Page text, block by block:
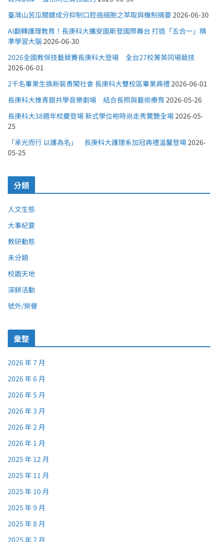
臺灣山苦瓜關鍵成分抑制口腔癌細胞之萃取與機制摘要2026-06-30
AI翻轉護理教育！長庚科大攜安圖斯登國際舞台 打造「五合一」精
準學習大腦 2026-06-30
2026全國教保技藝競賽長庚科大登場 全台27校菁英同場競技
2026-06-01
2千名畢業生換新裝勇闖社會 長庚科大雙校區畢業典禮2026-06-01
長庚科大推青銀共學音樂劇場 結合長照與藝術療育 2026-05-26
長庚科大38週年校慶登場 新式學位袍時尚走秀驚艷全場2026-05-
25
「承光而行 以護為名」 長庚科大護理系加冠典禮溫馨登場2026-
05-25
分類
人文生態
大事紀要
教研動態
未分類
校園天地
深耕活動
號外/榮譽
彙整
2026 年 7 月
2026 年 6 月
2026 年 5 月
2026 年 3 月
2026 年 2 月
2026 年 1 月
2025 年 12 月
2025 年 11 月
2025 年 10 月
2025 年 9 月
2025 年 8 月
2025 年 7 月